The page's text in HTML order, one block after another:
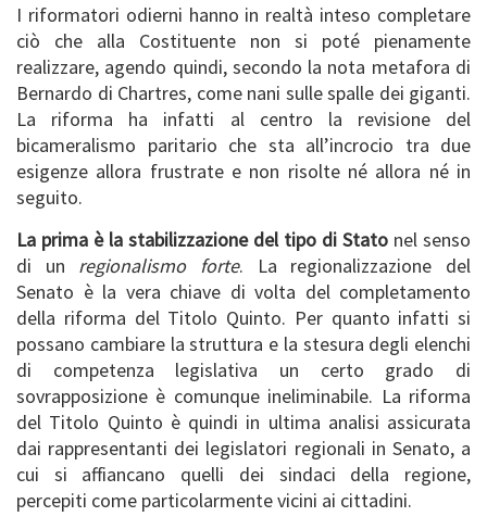
I riformatori odierni hanno in realtà inteso completare
ciò che alla Costituente non si poté pienamente
realizzare, agendo quindi, secondo la nota metafora di
Bernardo di Chartres, come nani sulle spalle dei giganti.
La riforma ha infatti al centro la revisione del
bicameralismo paritario che sta all’incrocio tra due
esigenze allora frustrate e non risolte né allora né in
seguito.
La prima è la stabilizzazione del tipo di Stato nel senso
di un regionalismo forte. La regionalizzazione del
Senato è la vera chiave di volta del completamento
della riforma del Titolo Quinto. Per quanto infatti si
possano cambiare la struttura e la stesura degli elenchi
di competenza legislativa un certo grado di
sovrapposizione è comunque ineliminabile. La riforma
del Titolo Quinto è quindi in ultima analisi assicurata
dai rappresentanti dei legislatori regionali in Senato, a
cui si affiancano quelli dei sindaci della regione,
percepiti come particolarmente vicini ai cittadini.